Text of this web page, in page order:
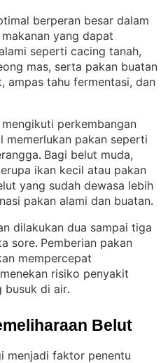
berperan besar dalam
yang dapat
seperti cacing tanah,
mas, serta pakan buatan
ampas tahu fermentasi, dan
perkembangan
memerlukan pakan seperti
. Bagi belut muda,
ikan kecil atau pakan
yang sudah dewasa lebih
pakan alami dan buatan.
dilakukan dua sampai tiga
sore. Pemberian pakan
mempercepat
risiko penyakit
busuk di air.
Belut
menjadi faktor penentu